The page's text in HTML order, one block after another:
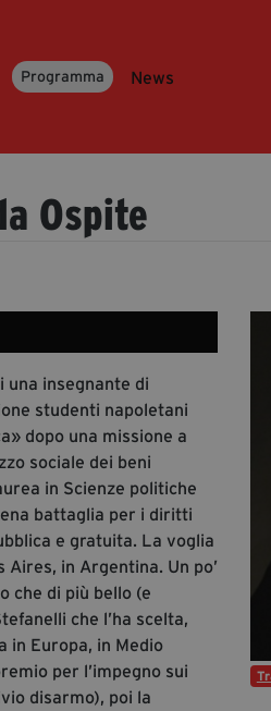
Programma News
Ospite
una insegnante di
studenti napoletani
dopo una missione a
sociale dei beni
in Scienze politiche
battaglia per i diritti
e gratuita. La voglia
in Argentina. Un po’
che di più bello (e
che l’ha scelta,
in Europa, in Medio
per l’impegno sui
disarmo), poi la